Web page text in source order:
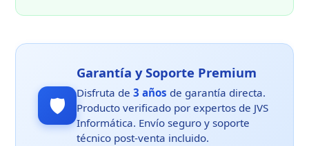
🛡️
Garantía y Soporte Premium
Disfruta de3 años de garantía directa.
Producto verificado por expertos de JVS
Informática. Envío seguro y soporte
técnico post-venta incluido.